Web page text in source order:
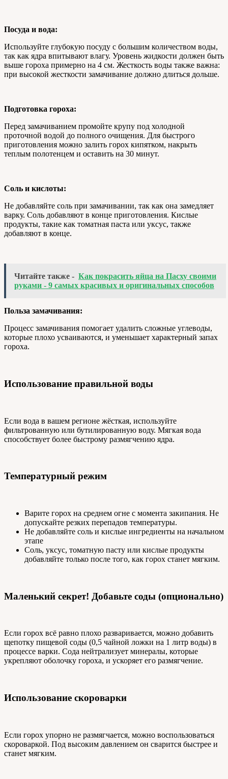
Посуда и вода:
Используйте глубокую посуду с большим количеством воды,
так как ядра впитывают влагу. Уровень жидкости должен быть
выше гороха примерно на 4 см. Жесткость воды также важна:
при высокой жесткости замачивание должно длиться дольше.
Подготовка гороха:
Перед замачиванием промойте крупу под холодной
проточной водой до полного очищения. Для быстрого
приготовления можно залить горох кипятком, накрыть
теплым полотенцем и оставить на 30 минут.
Соль и кислоты:
Не добавляйте соль при замачивании, так как она замедляет
варку. Соль добавляют в конце приготовления. Кислые
продукты, такие как томатная паста или уксус, также
добавляют в конце.
Читайте также - Как покрасить яйца на Пасху своими
руками - 9 самых красивых и оригинальных способов
Польза замачивания:
Процесс замачивания помогает удалить сложные углеводы,
которые плохо усваиваются, и уменьшает характерный запах
гороха.
Использование правильной воды
Если вода в вашем регионе жёсткая, используйте
фильтрованную или бутилированную воду. Мягкая вода
способствует более быстрому размягчению ядра.
Температурный режим
Варите горох на среднем огне с момента закипания. Не
допускайте резких перепадов температуры.
Не добавляйте соль и кислые ингредиенты на начальном
этапе
Соль, уксус, томатную пасту или кислые продукты
добавляйте только после того, как горох станет мягким.
Маленький секрет! Добавьте соды (опционально)
Если горох всё равно плохо разваривается, можно добавить
щепотку пищевой соды (0,5 чайной ложки на 1 литр воды) в
процессе варки. Сода нейтрализует минералы, которые
укрепляют оболочку гороха, и ускоряет его размягчение.
Использование скороварки
Если горох упорно не размягчается, можно воспользоваться
скороваркой. Под высоким давлением он сварится быстрее и
станет мягким.